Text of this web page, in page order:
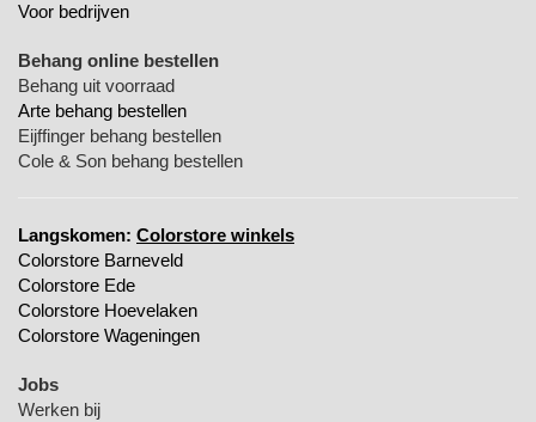
Voor bedrijven
Behang online bestellen
Behang uit voorraad
Arte behang bestellen
Eijffinger behang bestellen
Cole & Son behang bestellen
Langskomen: Colorstore winkels
Colorstore Barneveld
Colorstore Ede
Colorstore Hoevelaken
Colorstore Wageningen
Jobs
Werken bij